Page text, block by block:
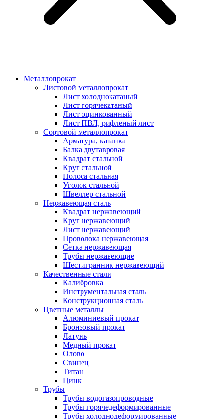
Металлопрокат
Листовой металлопрокат
Лист холоднокатаный
Лист горячекатаный
Лист оцинкованный
Лист ПВЛ, рифленый лист
Сортовой металлопрокат
Арматура, катанка
Балка двутавровая
Квадрат стальной
Круг стальной
Полоса стальная
Уголок стальной
Швеллер стальной
Нержавеющая сталь
Квадрат нержавеющий
Круг нержавеющий
Лист нержавеющий
Проволока нержавеющая
Сетка нержавеющая
Трубы нержавеющие
Шестигранник нержавеющий
Качественные стали
Калибровка
Инструментальная сталь
Конструкционная сталь
Цветные металлы
Алюминиевый прокат
Бронзовый прокат
Латунь
Медный прокат
Олово
Свинец
Титан
Цинк
Трубы
Трубы водогазопроводные
Трубы горячедеформированные
Трубы холоднодеформированные